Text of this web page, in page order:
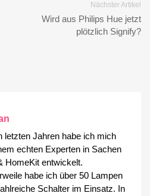
Nächster Artikel
Wird aus Philips Hue jetzt
plötzlich Signify?
letzten Jahren habe ich mich
echten Experten in Sachen
HomeKit entwickelt.
habe ich über 50 Lampen
Schalter im Einsatz. In